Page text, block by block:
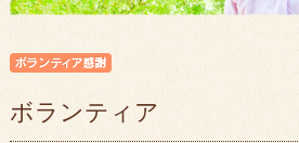
ボランティア